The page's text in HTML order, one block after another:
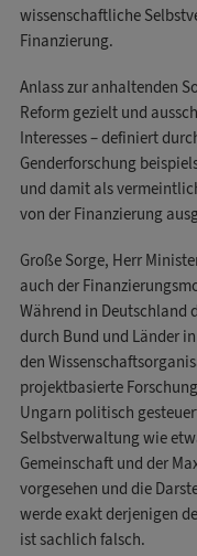
wissenschaftliche
Finanzierung.
Anlass zur anhaltenden
Reform gezielt und
Interesses – definiert
Genderforschung
und damit als
von der Finanzierung
Große Sorge, Herr
auch der
Während in Deutschland
durch Bund und Länder
den
projektbasierte
Ungarn politisch
Selbstverwaltung wie
Gemeinschaft und der
vorgesehen und die
werde exakt derjenigen
ist sachlich falsch.